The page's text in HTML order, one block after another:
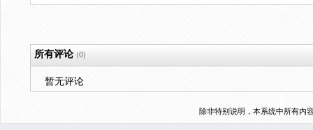
所有评论(0)
暂无评论
除非特别说明，本系统中所有内